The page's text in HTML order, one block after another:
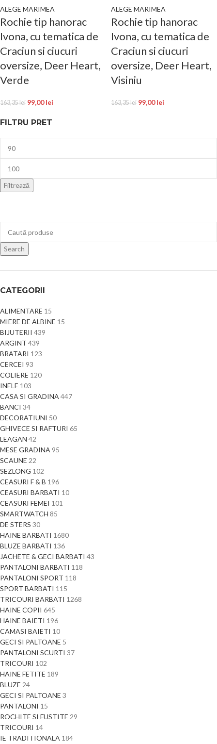
FILTRU PRET
Filtrează
Search
CATEGORII
ALIMENTARE 15
MIERE DE ALBINE 15
BIJUTERII 439
ARGINT 439
BRATARI 123
CERCEI 93
COLIERE 120
INELE 103
CASA SI GRADINA 447
BANCI 34
DECORATIUNI 50
GHIVECE SI RAFTURI 65
LEAGAN 42
MESE GRADINA 95
SCAUNE 22
SEZLONG 102
CEASURI F & B 196
CEASURI BARBATI 10
CEASURI FEMEI 101
SMARTWATCH 85
DE STERS 30
HAINE BARBATI 1680
BLUZE BARBATI 136
JACHETE & GECI BARBATI 43
PANTALONI BARBATI 118
PANTALONI SPORT 118
SPORT BARBATI 115
TRICOURI BARBATI 1268
HAINE COPII 645
HAINE BAIETI 196
CAMASI BAIETI 10
GECI SI PALTOANE 5
PANTALONI SCURTI 37
TRICOURI 102
HAINE FETITE 189
BLUZE 24
GECI SI PALTOANE 3
PANTALONI 15
ROCHITE SI FUSTITE 29
TRICOURI 14
IE TRADITIONALA 184
ALEGE MARIMEA
Rochie tip hanorac
Ivona, cu tematica de
Craciun si ciucuri
oversize, Deer Heart,
Verde
163,35lei 99,00lei
ALEGE MARIMEA
Rochie tip hanorac
Ivona, cu tematica de
Craciun si ciucuri
oversize, Deer Heart,
Visiniu
163,35lei 99,00lei